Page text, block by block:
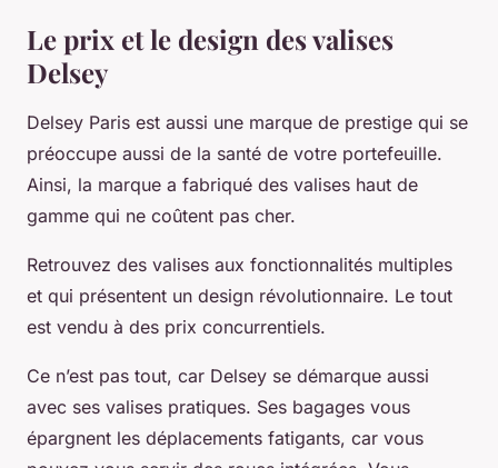
Le prix et le design des valises
Delsey
Delsey Paris est aussi une marque de prestige qui se
préoccupe aussi de la santé de votre portefeuille.
Ainsi, la marque a fabriqué des valises haut de
gamme qui ne coûtent pas cher.
Retrouvez des valises aux fonctionnalités multiples
et qui présentent un design révolutionnaire. Le tout
est vendu à des prix concurrentiels.
Ce n’est pas tout, car Delsey se démarque aussi
avec ses valises pratiques. Ses bagages vous
épargnent les déplacements fatigants, car vous